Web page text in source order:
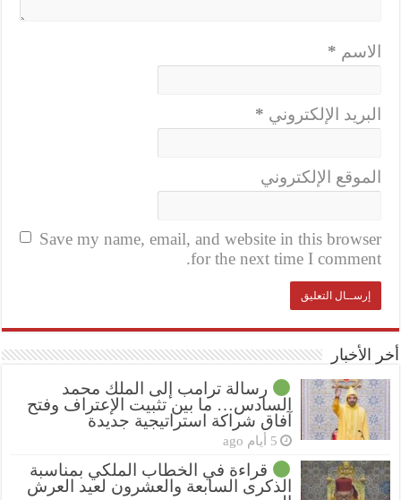
الاسم *
البريد الإلكتروني *
الموقع الإلكتروني
Save my name, email, and website in this browser
for the next time I comment.
أخر الأخبار
رسالة ترامب إلى الملك محمد
السادس… ما بين تثبيت الإعتراف وفتح
آفاق شراكة استراتيجية جديدة
5 أيام ago
قراءة في الخطاب الملكي بمناسبة
الذكرى السابعة والعشرون لعيد العرش